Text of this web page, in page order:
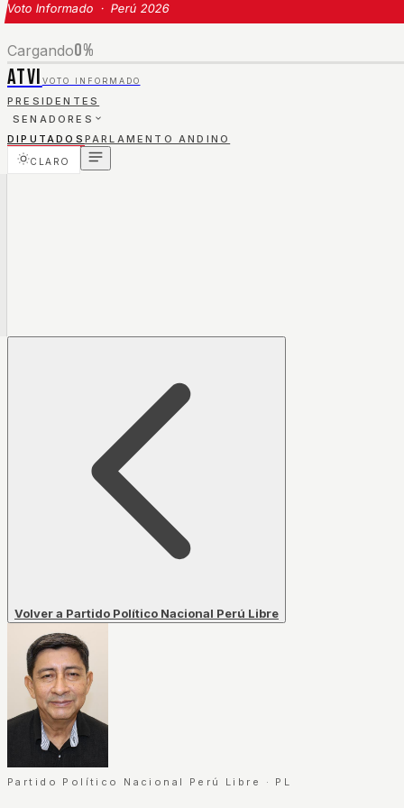
Voto Informado · Perú 2026
Cargando0%
ATVI VOTO INFORMADO
PRESIDENTES
SENADORES
DIPUTADOS PARLAMENTO ANDINO
CLARO
Volver a Partido Político Nacional Perú Libre
Partido Político Nacional Perú Libre · PL